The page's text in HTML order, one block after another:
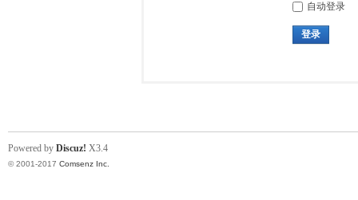
自动登录
登录
Powered by Discuz! X3.4
© 2001-2017 Comsenz Inc.